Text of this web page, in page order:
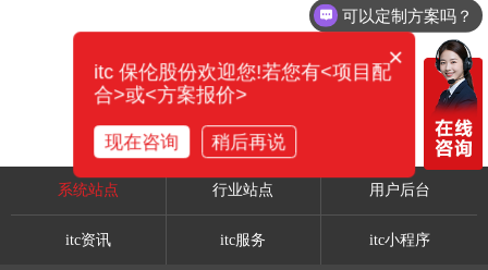
系统站点 行业站点 用户后台
itc资讯 itc服务 itc小程序
可以定制方案吗？
×
itc 保伦股份欢迎您!若您有<项目配
合>或<方案报价>
现在咨询 稍后再说